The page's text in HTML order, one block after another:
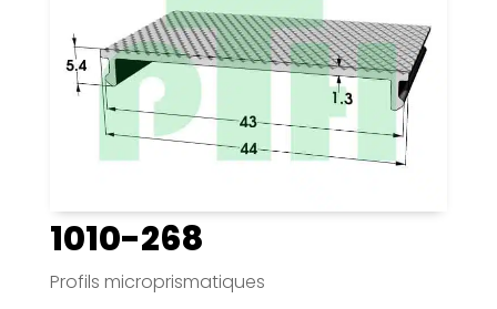
1010-268
Profils microprismatiques